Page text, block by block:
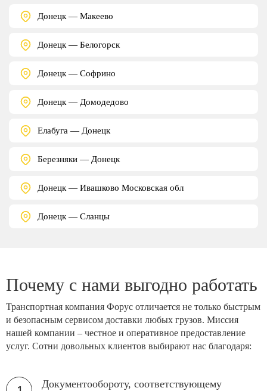
Донецк — Макеево
Донецк — Белогорск
Донецк — Софрино
Донецк — Домодедово
Елабуга — Донецк
Березняки — Донецк
Донецк — Ивашково Московская обл
Донецк — Сланцы
Почему с нами выгодно работать
Транспортная компания Форус отличается не только быстрым
и безопасным сервисом доставки любых грузов. Миссия
нашей компании – честное и оперативное предоставление
услуг. Сотни довольных клиентов выбирают нас благодаря:
Документообороту, соответствующему